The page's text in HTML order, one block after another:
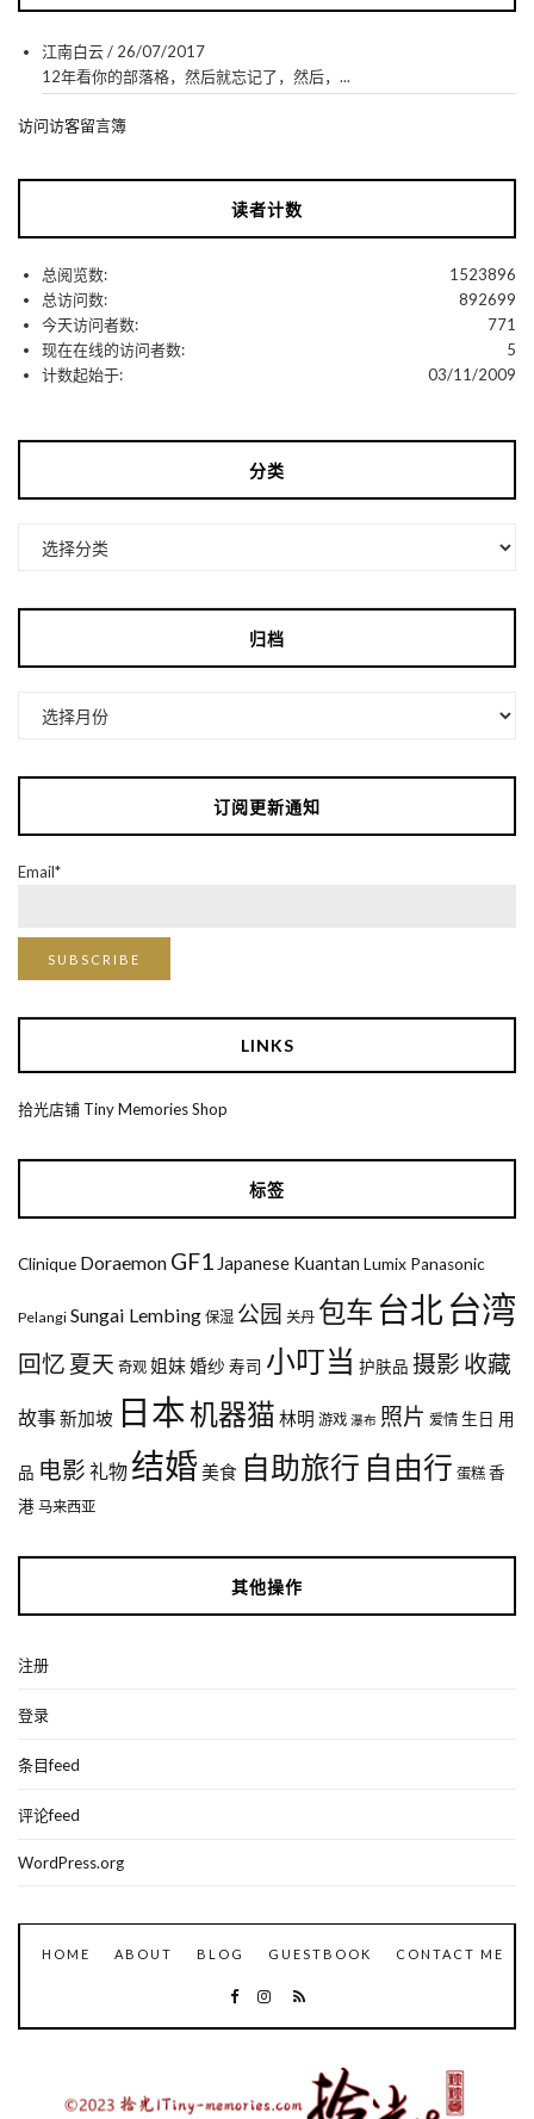
江南白云/ 26/07/2017
12年看你的部落格，然后就忘记了，然后，...
访问访客留言簿
读者计数
1523896
总阅览数:
892699
总访问数:
771
今天访问者数:
5
现在在线的访问者数:
03/11/2009
计数起始于:
分类
归档
订阅更新通知
Email*
LINKS
拾光店铺 Tiny Memories Shop
标签
Clinique Doraemon GF1 Japanese Kuantan Lumix Panasonic
Pelangi Sungai Lembing 保湿 公园 关丹 包车 台北 台湾
回忆 夏天 奇观 姐妹婚纱 寿司 小叮当 护肤品 摄影 收藏
故事新加坡 日本机器猫 林明 游戏 瀑布 照片 爱情 生日 用
品 电影 礼物 结婚美食 自助旅行 自由行 蛋糕 香
港 马来西亚
其他操作
注册
登录
条目feed
评论feed
WordPress.org
HOME ABOUT BLOG GUESTBOOK CONTACT ME